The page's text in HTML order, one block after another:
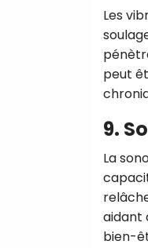
Les
peut
9.
La
aidant
bien-